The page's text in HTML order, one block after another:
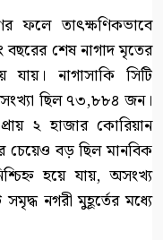
ফলে তাৎক্ষণিকভাবে
বছরের শেষ নাগাদ মৃতের
নাগাসাকি সিটি
ছিল ৭৩,৮৮৪ জন।
২ হাজার কোরিয়ান
চেয়েও বড় ছিল মানবিক
হয়ে যায়, অসংখ্য
নগরী মুহূর্তের মধ্যে